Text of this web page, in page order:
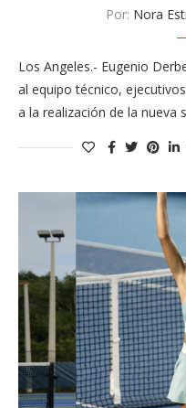
Por: Nora
Los Angeles.- Eugenio
al equipo técnico,
a la realización de la nueva